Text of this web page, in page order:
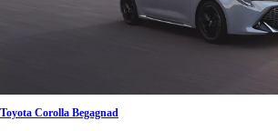
Toyota Corolla Begagnad